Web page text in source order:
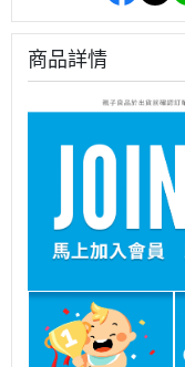
商品詳情